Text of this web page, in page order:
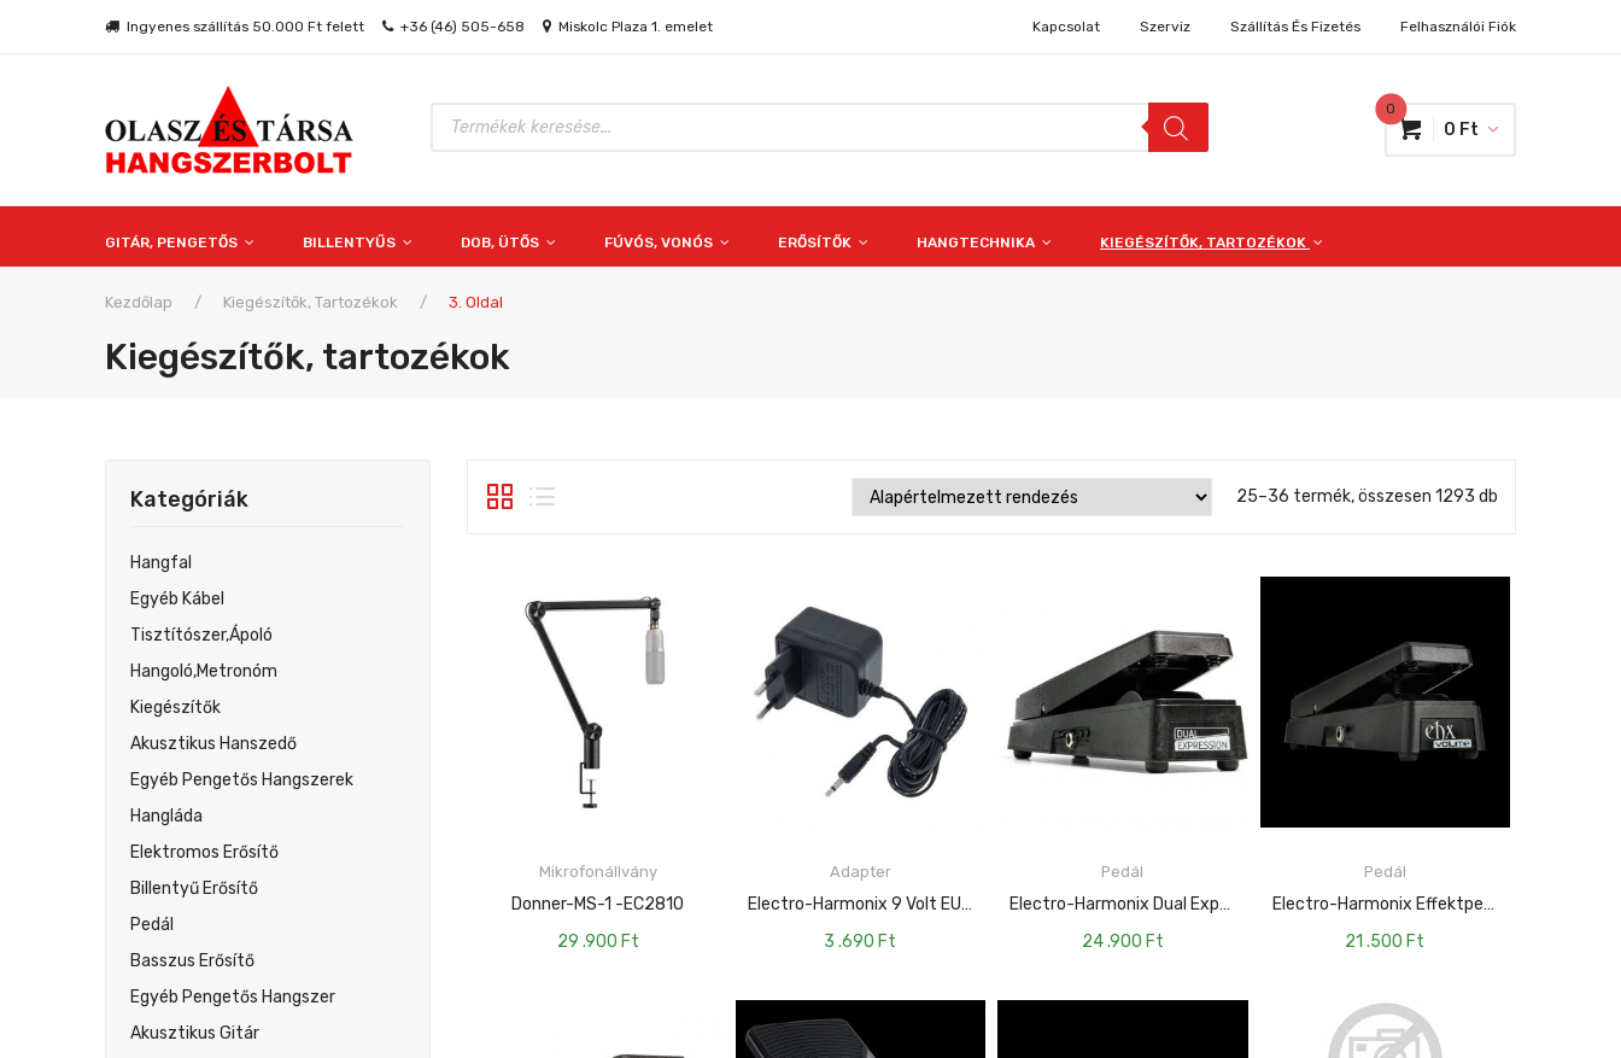
Ingyenes szállítás 50.000 Ft felett +36 (46) 505-658 Miskolc Plaza 1. emelet Kapcsolat Szerviz Szállítás És Fizetés Felhasználói Fiók
search
0
0 Ft
GITÁR, PENGETŐS BILLENTYŰS DOB, ÜTŐS FÚVÓS, VONÓS ERŐSÍTŐK HANGTECHNIKA KIEGÉSZÍTŐK, TARTOZÉKOK
Kezdőlap / Kiegészítők, Tartozékok / 3. Oldal
Kiegészítők, tartozékok
Kategóriák
Hangfal
Egyéb Kábel
Tisztítószer,ápoló
Hangoló,metronóm
Kiegészítők
Akusztikus Hanszedő
Egyéb Pengetős Hangszerek
Hangláda
Elektromos Erősítő
Billentyű Erősítő
Pedál
Basszus Erősítő
Egyéb Pengetős Hangszer
Akusztikus Gitár
25–36 termék, összesen 1293 db
Mikrofonállvány
Donner-MS-1 -EC2810
29 .900 Ft
KOSÁRBA TESZEM
Adapter
Electro-Harmonix 9 Volt EU 100ma Adapter EHA-EU9DC-100
3 .690 Ft
Pedál
Electro-Harmonix Dual Expression Pedal EH-DualExpression
24 .900 Ft
TOVÁBB
Pedál
Electro-Harmonix Effektpedál – Volume Pedal EH-EHXVolume
21 .500 Ft
TOVÁBB